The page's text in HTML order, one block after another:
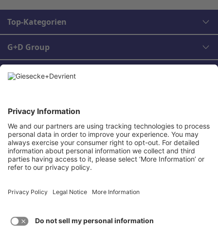
Top-Kategorien
G+D Group
Rechtliches
Kontakt